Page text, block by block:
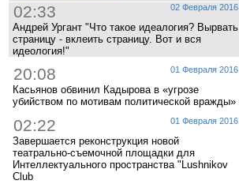
02 Февраля 2016
02:33
Андрей Ургант "Что такое идеалогия? Вырвать
страницу - вклеить страницу. Вот и вся
идеология!"
01 Февраля 2016
20:08
Касьянов обвинил Кадырова в «угрозе
убийством по мотивам политической вражды»
01 Февраля 2016
02:22
Завершается реконструкция новой
театрально-съемочной площадки для
Интеллектуального пространства "Lushnikov
Club